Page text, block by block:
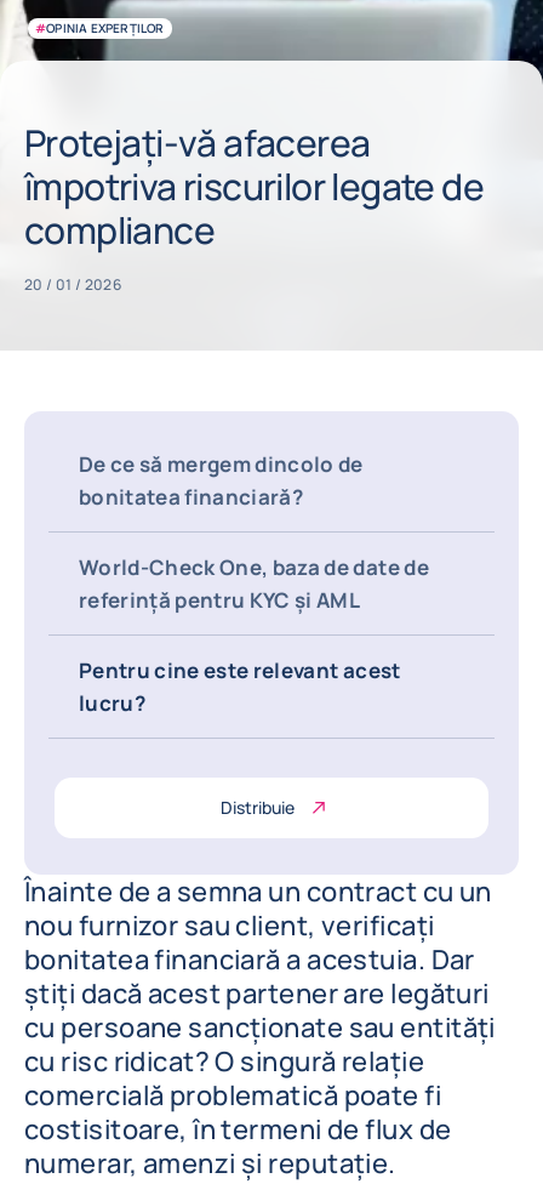
#OPINIA EXPERȚILOR
Protejați-vă afacerea
împotriva riscurilor legate de
compliance
20 / 01 / 2026
De ce să mergem dincolo de
bonitatea financiară?
World-Check One, baza de date de
referință pentru KYC și AML
Pentru cine este relevant acest
lucru?
Distribuie
Înainte de a semna un contract cu un
nou furnizor sau client, verificați
bonitatea financiară a acestuia. Dar
știți dacă acest partener are legături
cu persoane sancționate sau entități
cu risc ridicat? O singură relație
comercială problematică poate fi
costisitoare, în termeni de flux de
numerar, amenzi și reputație.